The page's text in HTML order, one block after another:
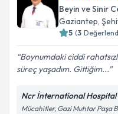
Kişisel
Metni'ni
kapsamda
Beyin ve Sinir
Gaziantep,
5 (3
Boynumdaki ciddi
süreç yaşadım. Gittiğim...
Ncr İnternational Hospital
Mücahitler, Gazi Muhtar Paşa